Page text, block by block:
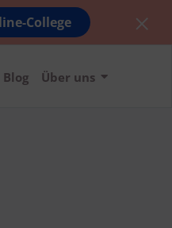
College
Blog Über uns